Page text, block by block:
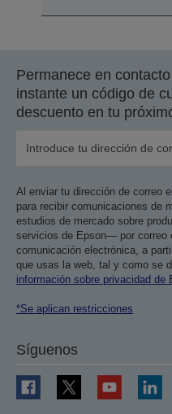
Permanece en
instante un código de
descuento en tu
Al enviar tu dirección de correo
para recibir comunicaciones de
estudios de mercado sobre
servicios de Epson— por correo
comunicación electrónica, a
que usas la web, tal y como se
información sobre privacidad de
*Se aplican restricciones
Síguenos